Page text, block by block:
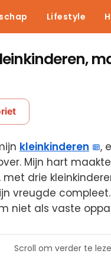
Lifestyle
kleinkinderen
,
Mijn hart
met drie
vreugde
niet als vaste
Scroll om verder te